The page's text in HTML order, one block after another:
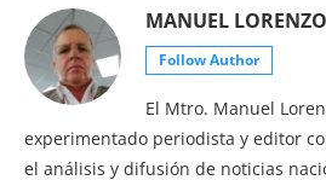
MANUEL LORENZO
Follow Author
El Mtro. Manuel
experimentado periodista y editor
el análisis y difusión de noticias